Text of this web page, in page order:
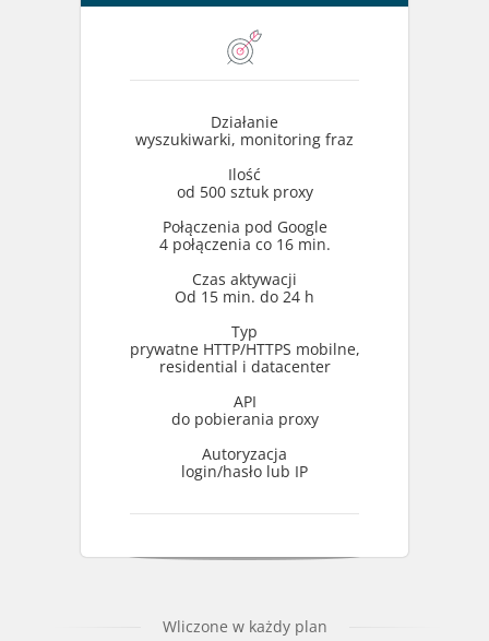
Działanie
wyszukiwarki, monitoring fraz
Ilość
od 500 sztuk proxy
Połączenia pod Google
4 połączenia co 16 min.
Czas aktywacji
Od 15 min. do 24 h
Typ
prywatne HTTP/HTTPS mobilne,
residential i datacenter
API
do pobierania proxy
Autoryzacja
login/hasło lub IP
Wliczone w każdy plan